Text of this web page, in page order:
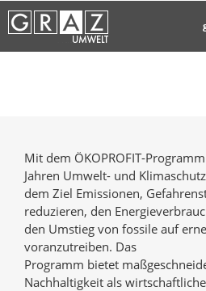
Mit dem ÖKOPROFIT-
Jahren Umwelt- und
dem Ziel Emissionen,
reduzieren, den
den Umstieg von fossile auf
voranzutreiben. Das
Programm bietet
Nachhaltigkeit als